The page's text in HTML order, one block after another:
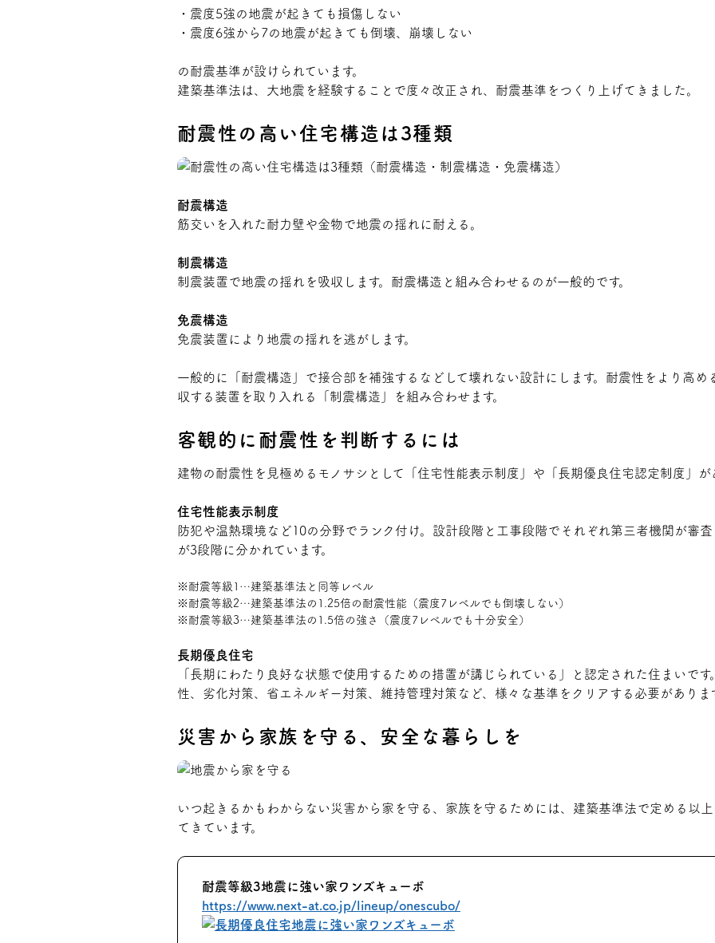
・震度5強の地震が起きても損傷しない
・震度6強から7の地震が起きても倒壊、崩壊しない
の耐震基準が設けられています。
建築基準法は、大地震を経験することで度々改正され、耐震基準をつくり上げてきました。
耐震性の高い住宅構造は3種類
耐震構造
筋交いを入れた耐力壁や金物で地震の揺れに耐える。
制震構造
制震装置で地震の揺れを吸収します。耐震構造と組み合わせるのが一般的です。
免震構造
免震装置により地震の揺れを逃がします。
一般的に「耐震構造」で接合部を補強するなどして壊れない設計にします。耐震性をより高め
収する装置を取り入れる「制震構造」を組み合わせます。
客観的に耐震性を判断するには
建物の耐震性を見極めるモノサシとして「住宅性能表示制度」や「長期優良住宅認定制度」が
住宅性能表示制度
防犯や温熱環境など10の分野でランク付け。設計段階と工事段階でそれぞれ第三者機関が審
が3段階に分かれています。
耐震等級1…建築基準法と同等レベル
耐震等級2…建築基準法の1.25倍の耐震性能（震度7レベルでも倒壊しない）
耐震等級3…建築基準法の1.5倍の強さ（震度7レベルでも十分安全）
長期優良住宅
「長期にわたり良好な状態で使用するための措置が講じられている」と認定された住まいで
性、劣化対策、省エネルギー対策、維持管理対策など、様々な基準をクリアする必要がありま
災害から家族を守る、安全な暮らしを
いつ起きるかもわからない災害から家を守る、家族を守るためには、建築基準法で定める以
てきています。
耐震等級3地震に強い家ワンズキューボ
https://www.next-at.co.jp/lineup/onescubo/